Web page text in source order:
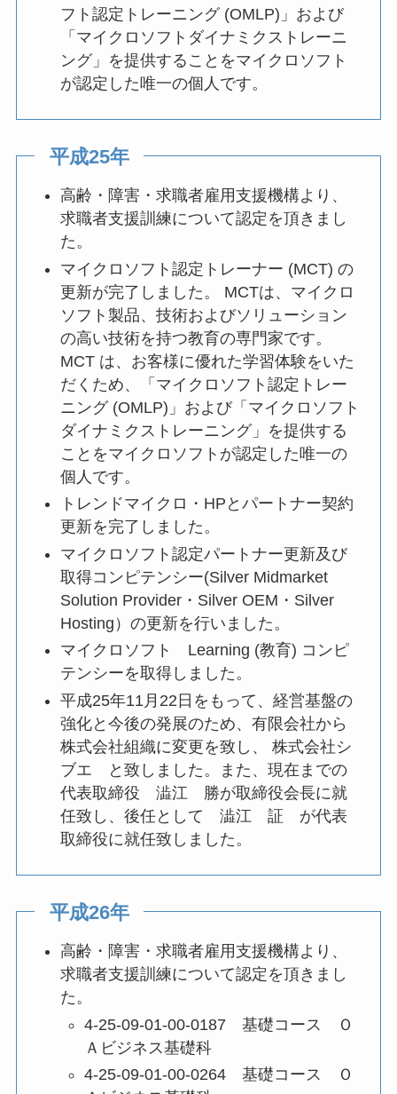
フト認定トレーニング (OMLP)」および
「マイクロソフトダイナミクストレーニ
ング」を提供することをマイクロソフト
が認定した唯一の個人です。
平成25年
高齢・障害・求職者雇用支援機構より、
求職者支援訓練について認定を頂きまし
た。
マイクロソフト認定トレーナー (MCT) の
更新が完了しました。 MCTは、マイクロ
ソフト製品、技術およびソリューション
の高い技術を持つ教育の専門家です。
MCT は、お客様に優れた学習体験をいた
だくため、「マイクロソフト認定トレー
ニング (OMLP)」および「マイクロソフト
ダイナミクストレーニング」を提供する
ことをマイクロソフトが認定した唯一の
個人です。
トレンドマイクロ・HPとパートナー契約
更新を完了しました。
マイクロソフト認定パートナー更新及び
取得コンピテンシー(Silver Midmarket
Solution Provider・Silver OEM・Silver
Hosting）の更新を行いました。
マイクロソフト Learning (教育) コンピ
テンシーを取得しました。
平成25年11月22日をもって、経営基盤の
強化と今後の発展のため、有限会社から
株式会社組織に変更を致し、 株式会社シ
ブエ と致しました。また、現在までの
代表取締役 澁江 勝が取締役会長に就
任致し、後任として 澁江 証 が代表
取締役に就任致しました。
平成26年
高齢・障害・求職者雇用支援機構より、
求職者支援訓練について認定を頂きまし
た。
4-25-09-01-00-0187 基礎コース Ｏ
Ａビジネス基礎科
4-25-09-01-00-0264 基礎コース Ｏ